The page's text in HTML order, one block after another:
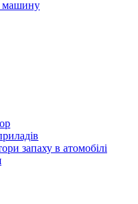
машину
запаху в атомобілі